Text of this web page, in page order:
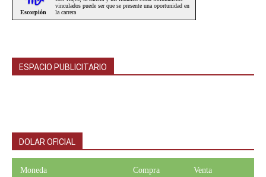
ESPACIO PUBLICITARIO
DOLAR OFICIAL
Moneda Compra Venta